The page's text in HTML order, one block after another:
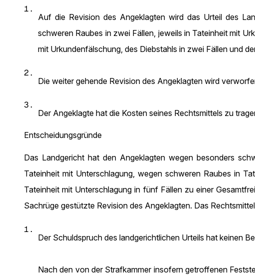
1.
Auf die Revision des Angeklagten wird das Urteil des
schweren Raubes in zwei Fällen, jeweils in Tateinheit mit
mit Urkundenfälschung, des Diebstahls in zwei Fällen und
2.
Die weiter gehende Revision des Angeklagten wird
3.
Der Angeklagte hat die Kosten seines Rechtsmittels zu
Entscheidungsgründe
Das Landgericht hat den Angeklagten wegen besonders
Tateinheit mit Unterschlagung, wegen schweren Raubes in
Tateinheit mit Unterschlagung in fünf Fällen zu einer
Sachrüge gestützte Revision des Angeklagten. Das
1.
Der Schuldspruch des landgerichtlichen Urteils hat keinen
Nach den von der Strafkammer insofern getroffenen